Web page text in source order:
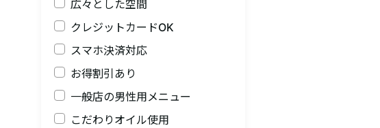
広々とした空間
クレジットカードOK
スマホ決済対応
お得割引あり
一般店の男性用メニュー
こだわりオイル使用